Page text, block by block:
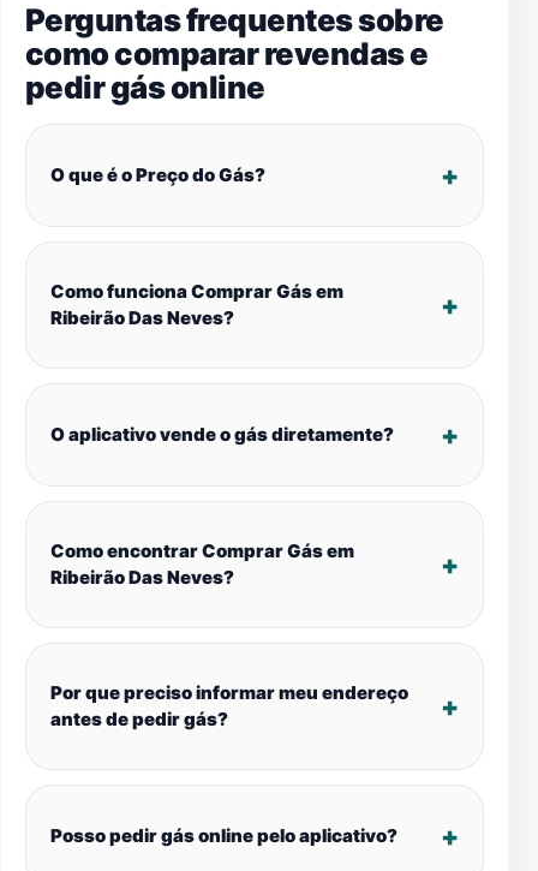
Perguntas frequentes sobre
como comparar revendas e
pedir gás online
O que é o Preço do Gás?
Como funciona Comprar Gás em
Ribeirão Das Neves?
O aplicativo vende o gás diretamente?
Como encontrar Comprar Gás em
Ribeirão Das Neves?
Por que preciso informar meu endereço
antes de pedir gás?
Posso pedir gás online pelo aplicativo?